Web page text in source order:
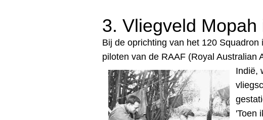
3. Vliegveld
Bij de oprichting van het 120
piloten van de RAAF (Royal Australian
Indië,
'Toen